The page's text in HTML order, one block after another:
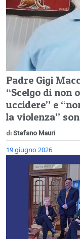
Padre Gigi
“Scelgo di non
uccidere” e
la violenza”
di Stefano Mauri
19 giugno 2026